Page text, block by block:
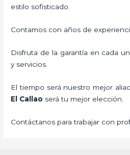
estilo sofisticado.
Contamos con años de
Disfruta de la garantía en cada
y servicios.
El tiempo será nuestro mejor
El Callao será tu mejor elección.
Contáctanos para trabajar con